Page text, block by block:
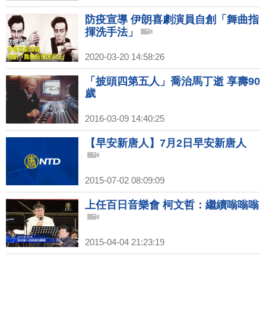
防疫宣導 伊朗喜劇演員自創「舞曲指
揮洗手法」
2020-03-20 14:58:26
「披頭四第五人」喬治馬丁逝 享壽90
歲
2016-03-09 14:40:25
【早安新唐人】7月2日早安新唐人
2015-07-02 08:09:09
上任百日音樂會 柯文哲：繼續嗡嗡嗡
2015-04-04 21:23:19